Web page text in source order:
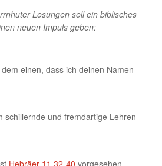
Losungen soll ein biblisches
neuen Impuls geben:
einen, dass ich deinen Namen
schillernde und fremdartige Lehren